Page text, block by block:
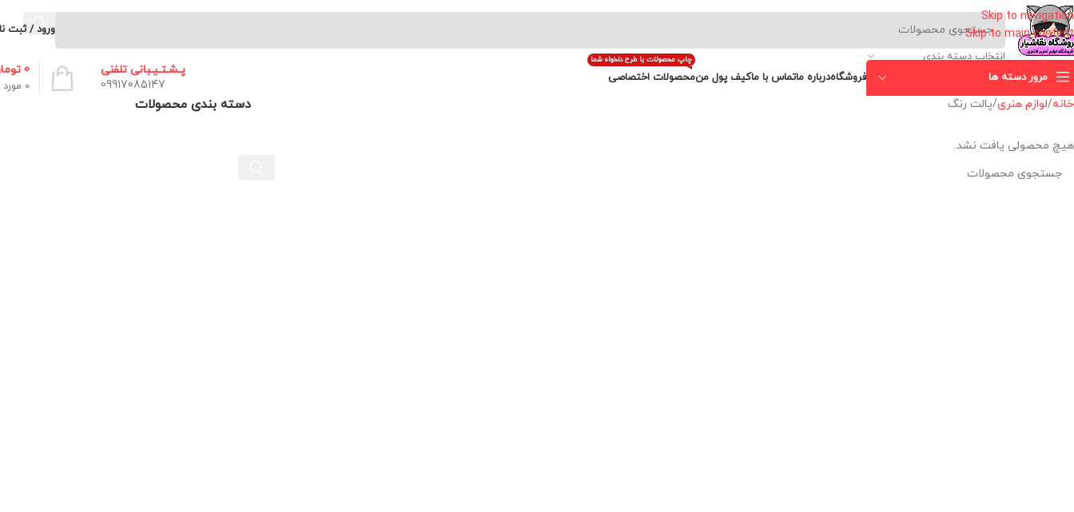
Skip to navigation
Skip to main content
انتخاب دسته بندی
ورود / ثبت
مرور دسته ها فروشگاهدرباره ماتماس با ماکیف پول منمحصولات اختصاصی
چاپ محصولات با طرح دلخواه شما
پـشـتـیـبانی تلفنی
09917085147
0 مورد
0
خانه لوازم هنری پالت رنگ
هیچ محصولی یافت نشد.
دسته بندی محصولات